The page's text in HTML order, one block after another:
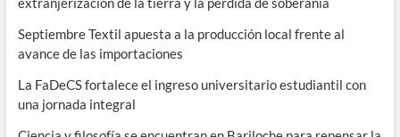
Septiembre Textil apuesta a la producción local frente al
avance de las importaciones
La FaDeCS fortalece el ingreso universitario estudiantil con
una jornada integral